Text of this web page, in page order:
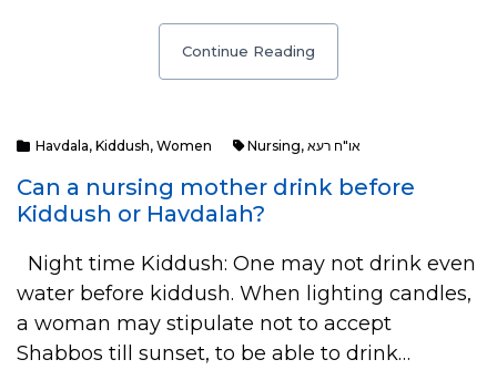
Continue Reading
Havdala, Kiddush, Women Nursing, או"ח רעא
Can a nursing mother drink before
Kiddush or Havdalah?
Night time Kiddush: One may not drink even
water before kiddush. When lighting candles,
a woman may stipulate not to accept
Shabbos till sunset, to be able to drink…